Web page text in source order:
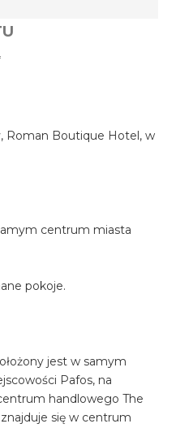
Roman Boutique Hotel, w
centrum miasta
pokoje.
jest w samym
Pafos, na
handlowego The
się w centrum